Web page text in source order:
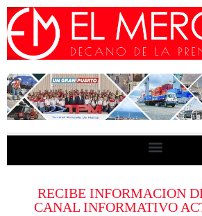
RECIBE INFORMACION
CANAL INFORMATIVO